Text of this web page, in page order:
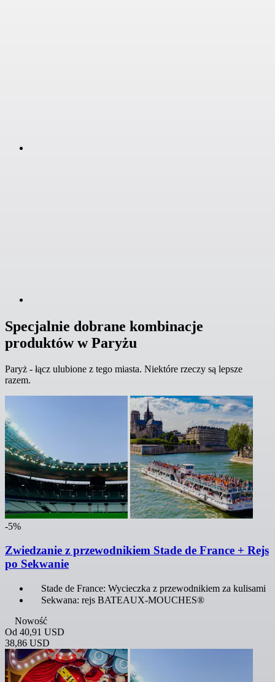
Specjalnie dobrane kombinacje
produktów w Paryżu
Paryż - łącz ulubione z tego miasta. Niektóre rzeczy są lepsze
razem.
-5%
Zwiedzanie z przewodnikiem Stade de France + Rejs
po Sekwanie
Stade de France: Wycieczka z przewodnikiem za kulisami
Sekwana: rejs BATEAUX-MOUCHES®
Nowość
Od 40,91 USD
38,86 USD